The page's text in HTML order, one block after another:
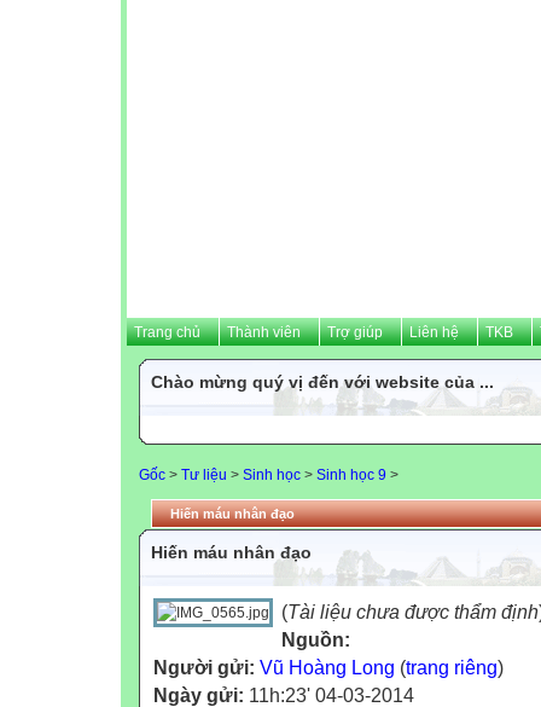
Trang chủ Thành viên Trợ giúp Liên hệ TKB
Chào mừng quý vị đến với website của ...
Gốc > Tư liệu > Sinh học > Sinh học 9 >
Hiến máu nhân đạo
Hiến máu nhân đạo
(Tài liệu chưa được thẩm định
Nguồn:
Người gửi: Vũ Hoàng Long (trang riêng)
Ngày gửi: 11h:23' 04-03-2014